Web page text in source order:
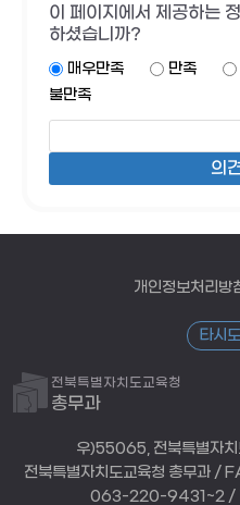
이 페이지에서 제공하는
하셨습니까?
매우만족 만족
불만족
개인정보처리방
타시
전북특별자치도교육청
총무과
우)55065, 전북특별자치
전북특별자치도교육청 총무과
063-220-9431~2